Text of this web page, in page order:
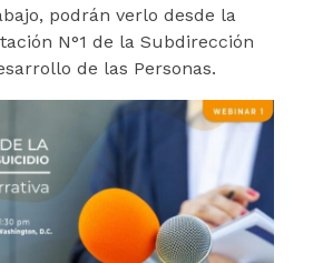
podrán verlo desde la
N°1 de la Subdirección
de las Personas.